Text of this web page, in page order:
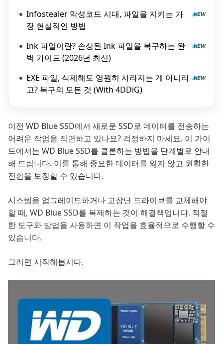
Infostealer 악성코드 시대, 파일을 지키는 가
장 현실적인 방법
Ink 파일이란? 손상된 Ink 파일을 복구하는 완
벽 가이드 (2026년 최신)
EXE 파일, 삭제해도 영원히 사라지는 게 아니라
고? 복구의 모든 것 (With 4DDiG)
이전 WD Blue SSD에서 새로운 SSD로 데이터를 전송하는
어려운 작업을 직면하고 있나요? 걱정하지 마세요. 이 가이
드에서는 WD Blue SSD를 클론하는 방법을 단계별로 안내
해 드립니다. 이를 통해 중요한 데이터를 잃지 않고 원활한
전환을 보장할 수 있습니다.
시스템을 업그레이드하거나 고장난 드라이브를 교체해야
할 때, WD Blue SSD를 복제하는 것이 해결책입니다. 적절
한 도구와 방법을 사용하면 이 작업을 효율적으로 수행할 수
있습니다.
그러면 시작해봅시다.